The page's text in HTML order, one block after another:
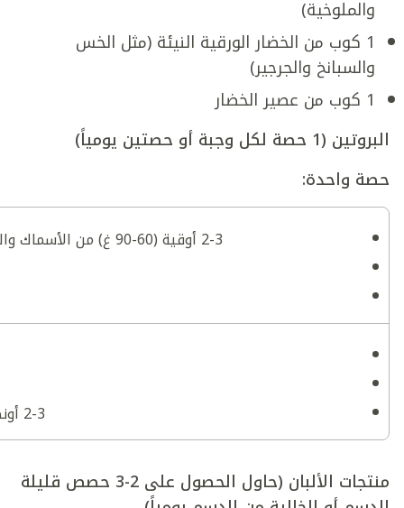
والملوخية)
1 كوب من الخضار الورقية النيئة (مثل الخس
والسبانخ والجرجير)
1 كوب من عصير الخضار
البروتين (1 حصة لكل وجبة أو حصتين يومياً)
حصة واحدة:
2-3 أوقية (60-90 غ) من الأسماك والدواجن واللحوم المطبوخة والخالية من الدهون (حجم كف اليد)
2-3 أونصة (60-90 غ) من برغر فول الصويا أو الفاصوليا (حجم كف اليد)
منتجات الألبان (حاول الحصول على 2-3 حصص قليلة